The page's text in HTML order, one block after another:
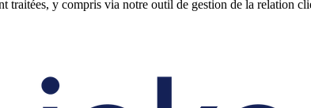
traitées, y compris via notre outil de gestion de la relation